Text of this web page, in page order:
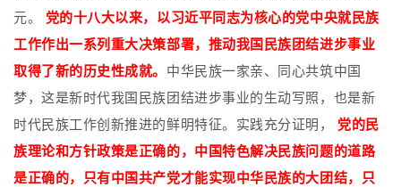
元。 党的十八大以来，以习近平同志为核心的党中央就民族
工作作出一系列重大决策部署，推动我国民族团结进步事业
取得了新的历史性成就。 中华民族一家亲、同心共筑中国
梦，这是新时代我国民族团结进步事业的生动写照，也是新
时代民族工作创新推进的鲜明特征。实践充分证明， 党的民
族理论和方针政策是正确的，中国特色解决民族问题的道路
是正确的，只有中国共产党才能实现中华民族的大团结，只